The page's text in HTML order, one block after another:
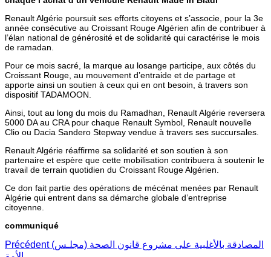
Renault Algérie poursuit ses efforts citoyens et s’associe, pour la 3e
année consécutive au Croissant Rouge Algérien afin de contribuer à
l’élan national de générosité et de solidarité qui caractérise le mois
de ramadan.
Pour ce mois sacré, la marque au losange participe, aux côtés du
Croissant Rouge, au mouvement d’entraide et de partage et
apporte ainsi un soutien à ceux qui en ont besoin, à travers son
dispositif TADAMOON.
Ainsi, tout au long du mois du Ramadhan, Renault Algérie reversera
5000 DA au CRA pour chaque Renault Symbol, Renault nouvelle
Clio ou Dacia Sandero Stepway vendue à travers ses succursales.
Renault Algérie réaffirme sa solidarité et son soutien à son
partenaire et espère que cette mobilisation contribuera à soutenir le
travail de terrain quotidien du Croissant Rouge Algérien.
Ce don fait partie des opérations de mécénat menées par Renault
Algérie qui entrent dans sa démarche globale d’entreprise
citoyenne.
communiqué
Précédent(المصادقة بالأغلبية على مشروع قانون الصحة (مجلـس